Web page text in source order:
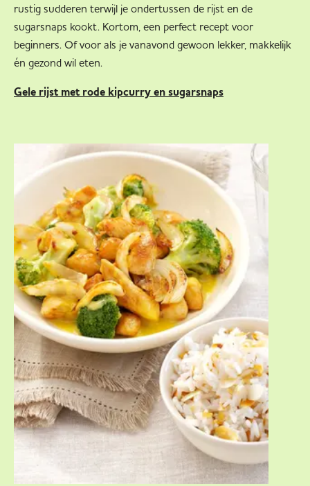
rustig sudderen terwijl je ondertussen de rijst en de
sugarsnaps kookt. Kortom, een perfect recept voor
beginners. Of voor als je vanavond gewoon lekker, makkelijk
én gezond wil eten.
Gele rijst met rode kipcurry en sugarsnaps